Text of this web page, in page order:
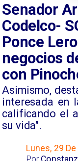
Senador
Codelco-
Ponce
negocios
con
Asimismo,
interesada en
calificando el
su vida".
Lunes, 29
Por